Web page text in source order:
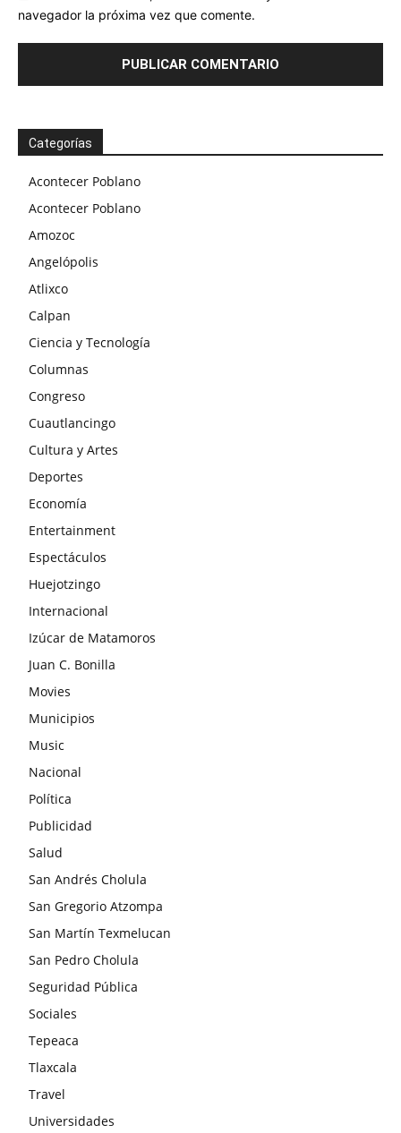
navegador la próxima vez que comente.
Categorías
Acontecer Poblano
Acontecer Poblano
Amozoc
Angelópolis
Atlixco
Calpan
Ciencia y Tecnología
Columnas
Congreso
Cuautlancingo
Cultura y Artes
Deportes
Economía
Entertainment
Espectáculos
Huejotzingo
Internacional
Izúcar de Matamoros
Juan C. Bonilla
Movies
Municipios
Music
Nacional
Política
Publicidad
Salud
San Andrés Cholula
San Gregorio Atzompa
San Martín Texmelucan
San Pedro Cholula
Seguridad Pública
Sociales
Tepeaca
Tlaxcala
Travel
Universidades